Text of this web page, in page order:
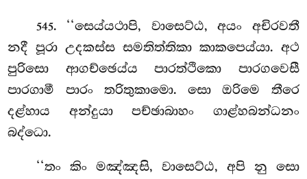
545. ‘‘සෙය්යථාපි, වාසෙට්ඨ, අයං අචිරවතී
නදී පූරා උදකස්ස සමතිත්තිකා කාකපෙය්යා. අථ
පුරිසො ආගච්ඡෙය්ය පාරත්ථිකො පාරගවෙසී
පාරගාමී පාරං තරිතුකාමො. සො ඔරිමෙ තීරෙ
දළ්හාය අන්දුයා පච්ඡාබාහං ගාළ්හබන්ධනං
බද්ධො.
‘‘තං කිං මඤ්ඤසි, වාසෙට්ඨ, අපි නු සො